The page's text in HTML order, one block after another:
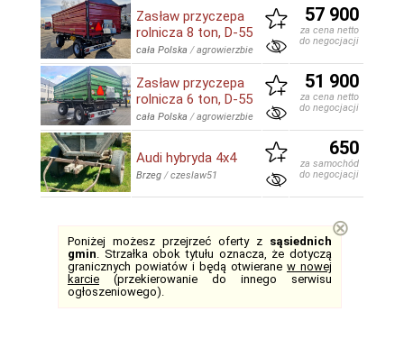
Zasław przyczepa
rolnicza 8 ton, D-55
cała Polska /agrowierzbie
57 900
za cena netto
do negocjacji
Zasław przyczepa
rolnicza 6 ton, D-55
cała Polska /agrowierzbie
51 900
za cena netto
do negocjacji
Audi hybryda 4x4
Brzeg /czeslaw51
650
za samochód
do negocjacji
Poniżej możesz przejrzeć oferty z sąsiednich
gmin. Strzałka obok tytułu oznacza, że dotyczą
granicznych powiatów i będą otwierane w nowej
karcie (przekierowanie do innego serwisu
ogłoszeniowego).
⊗